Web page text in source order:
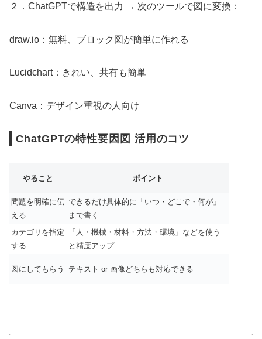
２．ChatGPTで構造を出力 → 次のツールで図に変換：
draw.io：無料、ブロック図が簡単に作れる
Lucidchart：きれい、共有も簡単
Canva：デザイン重視の人向け
ChatGPTの特性要因図 活用のコツ
やること ポイント
問題を明確に伝
える
できるだけ具体的に「いつ・どこで・何が」
まで書く
カテゴリを指定
する
「人・機械・材料・方法・環境」などを使う
と精度アップ
図にしてもらう テキスト or 画像どちらも対応できる